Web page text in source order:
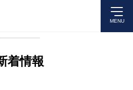
MENU
着情報